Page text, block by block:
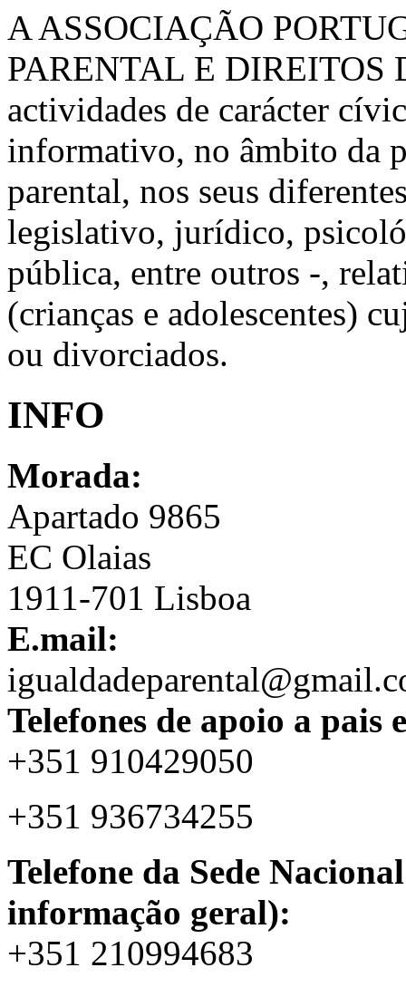
A ASSOCIAÇÃO
PARENTAL E DIREITOS
actividades de carácter
informativo, no âmbito da
parental, nos seus
legislativo, jurídico,
pública, entre outros -,
(crianças e adolescentes)
ou divorciados.
INFO
Morada:
Apartado 9865
EC Olaias
1911-701 Lisboa
E.mail:
Telefones de apoio a pais
+351 910429050
+351 936734255
Telefone da Sede
informação geral):
+351 210994683